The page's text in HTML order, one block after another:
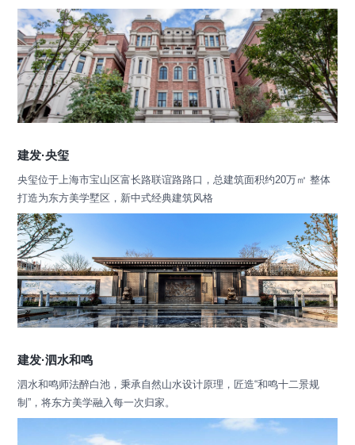
建发·央玺
央玺位于上海市宝山区富长路联谊路路口，总建筑面积约20万㎡ 整体
打造为东方美学墅区，新中式经典建筑风格
建发·泗水和鸣
泗水和鸣师法醉白池，秉承自然山水设计原理，匠造“和鸣十二景规
制”，将东方美学融入每一次归家。